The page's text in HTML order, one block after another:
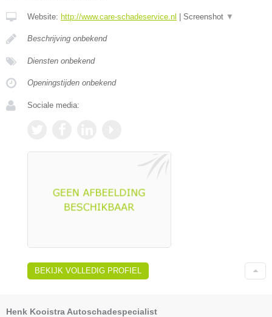
Website: http://www.care-schadeservice.nl Screenshot ▼
Beschrijving onbekend
Diensten onbekend
Openingstijden onbekend
Sociale media:
BEKIJK VOLLEDIG PROFIEL
Henk Kooistra Autoschadespecialist